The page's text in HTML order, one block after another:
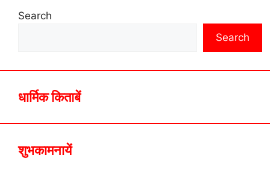
Search
Search
धार्मिक किताबें
शुभकामनायें